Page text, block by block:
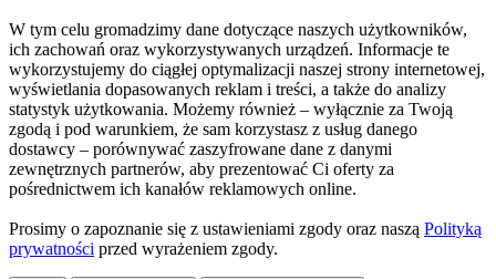
W tym celu gromadzimy dane dotyczące naszych użytkowników,
ich zachowań oraz wykorzystywanych urządzeń. Informacje te
wykorzystujemy do ciągłej optymalizacji naszej strony internetowej,
wyświetlania dopasowanych reklam i treści, a także do analizy
statystyk użytkowania. Możemy również – wyłącznie za Twoją
zgodą i pod warunkiem, że sam korzystasz z usług danego
dostawcy – porównywać zaszyfrowane dane z danymi
zewnętrznych partnerów, aby prezentować Ci oferty za
pośrednictwem ich kanałów reklamowych online.
Prosimy o zapoznanie się z ustawieniami zgody oraz naszą Polityką
prywatności przed wyrażeniem zgody.